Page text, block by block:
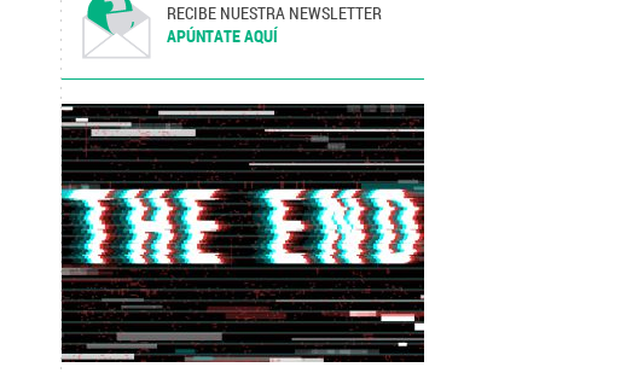
RECIBE NUESTRA NEWSLETTER
APÚNTATE AQUÍ